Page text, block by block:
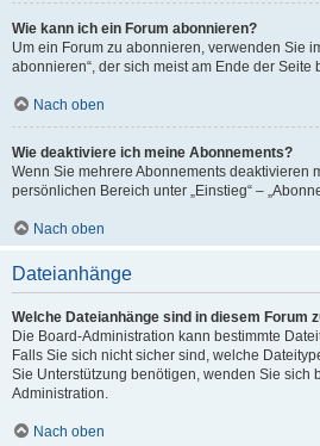
Wie kann ich ein Forum abonnieren?
Um ein Forum zu abonnieren, verwenden Sie
abonnieren“, der sich meist am Ende der Seite
Nach oben
Wie deaktiviere ich meine Abonnements?
Wenn Sie mehrere Abonnements deaktivieren
persönlichen Bereich unter „Einstieg“ –
Nach oben
Dateianhänge
Welche Dateianhänge sind in diesem Forum
Die Board-Administration kann bestimmte
Falls Sie sich nicht sicher sind, welche
Sie Unterstützung benötigen, wenden Sie sich
Administration.
Nach oben